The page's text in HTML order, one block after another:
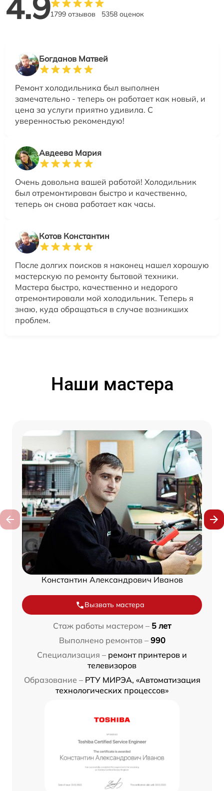
1799 отзывов 5358 оценок
Богданов Матвей
Ремонт холодильника был выполнен
замечательно - теперь он работает как новый, и
цена за услуги приятно удивила. С
уверенностью рекомендую!
Авдеева Мария
Очень довольна вашей работой! Холодильник
был отремонтирован быстро и качественно,
теперь он снова работает как часы.
Котов Константин
После долгих поисков я наконец нашел хорошую
мастерскую по ремонту бытовой техники.
Мастера быстро, качественно и недорого
отремонтировали мой холодильник. Теперь я
знаю, куда обращаться в случае возникших
проблем.
Наши мастера
Константин Александрович Иванов
Вызвать мастера
Стаж работы мастером – 5 лет
Выполнено ремонтов – 990
Специализация – ремонт принтеров и
телевизоров
Образование – РТУ МИРЭА, «Автоматизация
технологических процессов»